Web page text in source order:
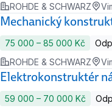
ROHDE & SCHWARZ
Mechanický
75 000 ‍–‍ 85 000 Kč
ROHDE & SCHWARZ
Elektrokonstruktér
59 000 ‍–‍ 70 000 Kč